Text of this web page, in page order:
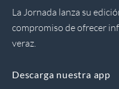
La Jornada lanza su
compromiso de ofrecer
veraz.
Descarga nuestra app